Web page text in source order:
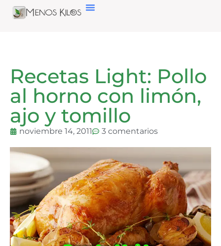
Recetas Light: Pollo
al horno con limón,
ajo y tomillo
noviembre 14, 2011 3 comentarios